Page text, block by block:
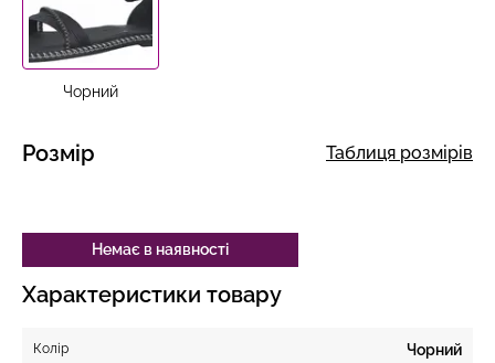
Чорний
Розмір Таблиця розмірів
Немає в наявності
Характеристики товару
Колір Чорний